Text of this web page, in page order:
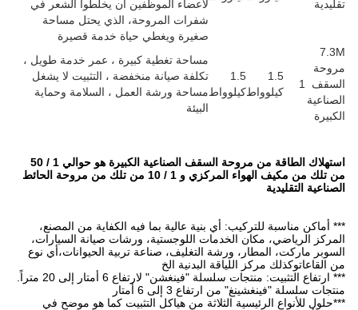
الموظفين أن يخلطوا الشعر في
المروحة، الذي يحتل مساحة
تغطية كبيرة ، عمر خدمة طويل ،
صيانة منخفضة ، التثبيت لا يشغل
ورشة العمل ، السلامة وحماية
استهلاك الطاقة من مروحة السقف الصناعية الكبيرة هو حوالي 1 / 50
من تلك من مكيف الهواء المركزي و 1 / 10 من تلك من مروحة الحائط
عالية بما فيه الكفاية من المصنع،
ورشات صيانة السيارات،
صناعة تربية الحيوانات،أي نوع
الخ
6 أمتار إلى 20 متراً.
أمتار
من هياكل التثبيت كما هو موضح في